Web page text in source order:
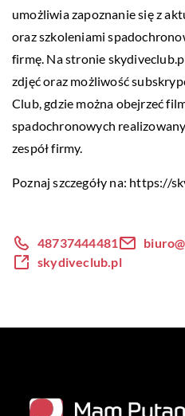
umożliwia zapoznanie się z
oraz szkoleniami
firmę. Na stronie
zdjęć oraz możliwość
Club, gdzie można obejrzeć
spadochronowych
zespół firmy.
Poznaj szczegóły na: https://
48737444481
skydiveclub.pl